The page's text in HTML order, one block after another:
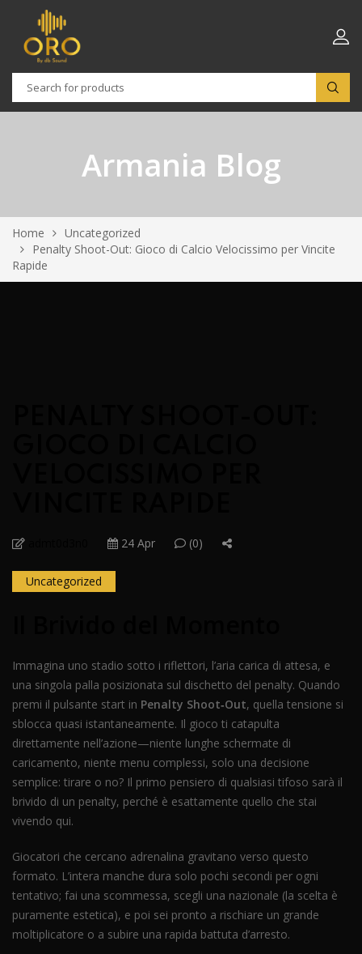
Armania Blog
Home
Uncategorized
Penalty Shoot-Out: Gioco di Calcio Velocissimo per Vincite
Rapide
24 Apr (0)
Uncategorized
Immagina uno stadio sotto i riflettori, l’aria carica di attesa, e
una singola palla posizionata sul dischetto del penalty. Quando
premi il pulsante start in Penalty Shoot‑Out, quella tensione si
sblocca quasi istantaneamente. Il gioco ti catapulta
direttamente nell’azione—niente lunghe schermate di
caricamento, niente menu complessi, solo una decisione
semplice: tirare o no? Il primo pensiero di qualsiasi tifoso sarà il
brivido di un penalty, perché è esattamente quello che stai
vivendo qui.
Giocatori che cercano adrenalina gravitano verso questo
formato. L’intera manche dura solo pochi secondi per ogni
tentativo; fai una scommessa, scegli una nazionale (la scelta è
puramente estetica), e poi sei pronto a rischiare un grande
moltiplicatore o a subire una rapida battuta d’arresto.